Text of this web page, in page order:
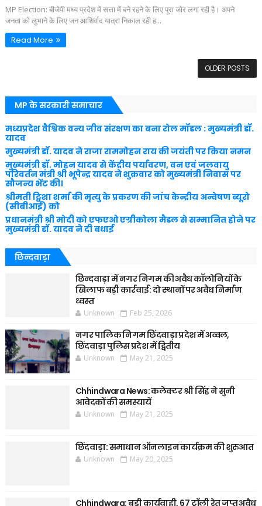
MP Election: बीजेपी मध्य प्रदेश में सत्ता में बने रहने के लिए पूरा जोर लगा रही है। अपने
जनता को लुभाने के लिए जन आशिर्वाद यात्रा निकाल रही ह...
Read More
OLDER POSTS
MP के सरकारी समाचार
मध्यप्रदेश वैश्विक वन्य जीव संरक्षण का बना रोल मॉडल : मुख्यमंत्री डॉ.
यादव
मुख्यमंत्री डॉ. यादव ने राजा राममोहन राय की जयंती पर किया नमन
मुख्यमंत्री डॉ. मोहन यादव से केंद्रीय पर्यावरण, वन एवं जलवायु
परिवर्तन मंत्री श्री भूपेन्द्र यादव ने शुक्रवार को मुख्यमंत्री निवास पर
सौजन्य भेंट की।
श्रीमती ट्विशा शर्मा की मृत्यु के प्रकरण की जांच केन्द्रीय अन्वेषण ब्यूरो
(सीबीआई) को
प्रधानमंत्री श्री मोदी को एफएओ एग्रीकोला मैडल से सम्मानित होने पर
मुख्यमंत्री डॉ. यादव ने दी बधाई
छिन्दवाड़ा
छिन्दवाड़ा में नगर निगम की अवैध कॉलोनियों के
खिलाफ बड़ी कार्रवाई: दो स्थानों पर अवैध निर्माण
ध्वस्त
Unknown Feb 25, 2026
नगर पालिक निगम छिंदवाड़ा प्रदेश में अव्वल,
छिंदवाड़ा पुलिस प्रदेश में द्वितीय
Unknown May 21, 2025
Chhindwara News: कलेक्टर श्री सिंह ने सुनी
आवेदकों की समस्यायें
Unknown May 21, 2025
छिंदवाड़ा: समाधान ऑनलाइन कार्यक्रम की शुरुआत
Unknown May 20, 2025
Chhindwara: बड़ी कार्यवाही, 67 ट्रॉली रेत जप्त अवैध